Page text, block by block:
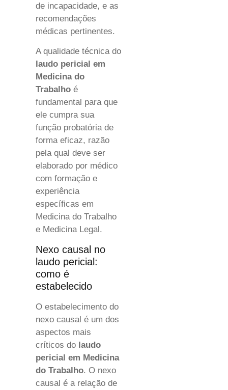
de incapacidade, e as
recomendações
médicas pertinentes.
A qualidade técnica do
laudo pericial em
Medicina do
Trabalho é
fundamental para que
ele cumpra sua
função probatória de
forma eficaz, razão
pela qual deve ser
elaborado por médico
com formação e
experiência
específicas em
Medicina do Trabalho
e Medicina Legal.
Nexo causal no
laudo pericial:
como é
estabelecido
O estabelecimento do
nexo causal é um dos
aspectos mais
críticos do laudo
pericial em Medicina
do Trabalho. O nexo
causal é a relação de